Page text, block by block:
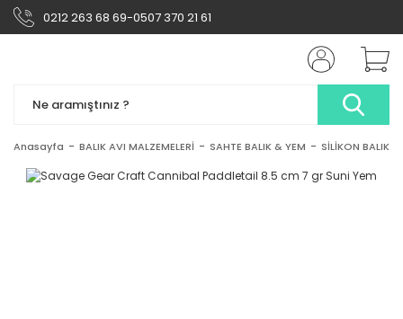
0212 263 68 69-0507 370 21 61
Anasayfa BALIK AVI MALZEMELERİ SAHTE BALIK & YEM SİLİKON BALIK